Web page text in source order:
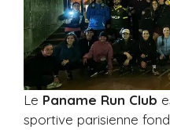
Le Paname Run Club
sportive parisienne